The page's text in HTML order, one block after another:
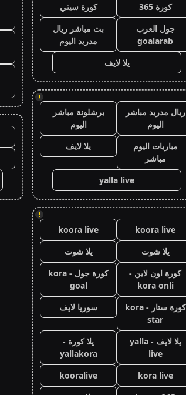
كورة 365
كورة سيتي
جول العرب
goalarab
بث مباشر ريال
مدريد اليوم
يلا لايف
!
ريال مدريد مباشر
اليوم
برشلونة مباشر
اليوم
مباريات اليوم
مباشر
يلا لايف
yalla live
!
koora live
koora live
يلا شوت
يلا شوت
كورة اون لاين -
kora onli
كورة جول - kora
goal
كورة ستار - kora
star
سوريا لايف
يلا لايف - yalla
live
يلا كورة -
yallakora
kora live
kooralive